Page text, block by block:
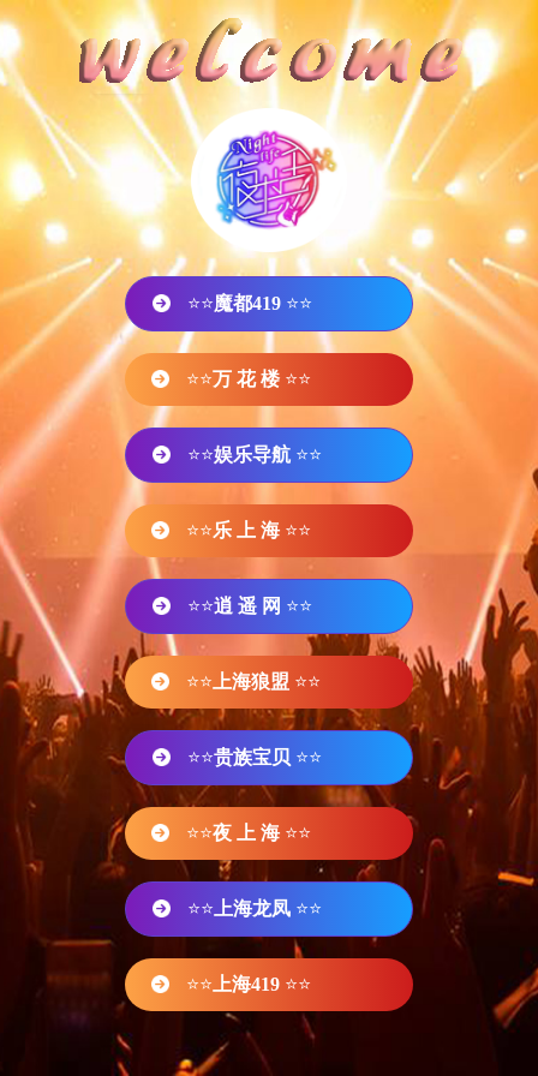
⭐⭐魔都419 ⭐⭐
⭐⭐万 花 楼 ⭐⭐
⭐⭐娱乐导航 ⭐⭐
⭐⭐乐 上 海 ⭐⭐
⭐⭐逍 遥 网 ⭐⭐
⭐⭐ 上海狼盟 ⭐⭐
⭐⭐贵族宝贝 ⭐⭐
⭐⭐夜 上 海 ⭐⭐
⭐⭐ 上海龙凤 ⭐⭐
⭐⭐ 上海419 ⭐⭐